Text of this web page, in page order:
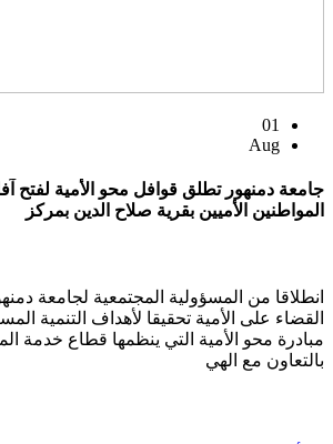
01
Aug
جامعة دمنهور تطلق قوافل محو الأمية لفتح
المواطنين الأميين بقرية صلاح الدين بمركز
انطلاقا من المسؤولية المجتمعية لجامعة
القضاء على الأمية تحقيقا لأهداف التنمية
مبادرة محو الأمية التي ينظمها قطاع خدمة
بالتعاون مع الهي